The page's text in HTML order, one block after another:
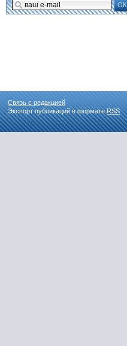
ОК
Связь с редакцией
Экспорт публикаций в форматеRSS